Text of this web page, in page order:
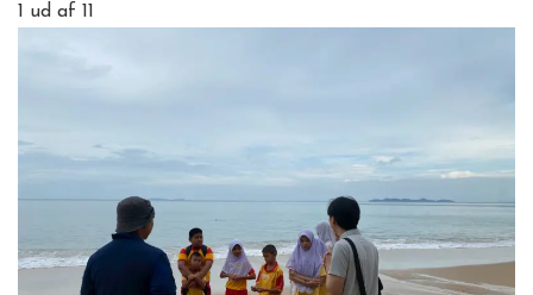
1 ud af 11